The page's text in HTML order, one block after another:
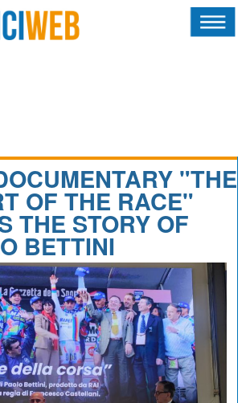
"THE
OF THE RACE"
THE STORY OF
BETTINI